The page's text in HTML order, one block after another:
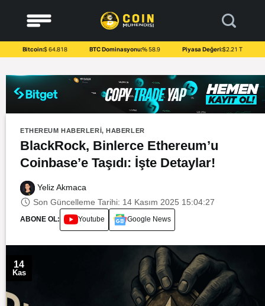
content
Bitcoin:$ 64.818 BTC Dominasyonu:% 58.9 Piyasa Değeri:$2.21 T
ETHEREUM HABERLERI,HABERLER
BlackRock, Binlerce Ethereum’u
Coinbase’e Taşıdı: İşte Detaylar!
Yeliz Akmaca
Son Güncelleme Tarihi: 14 Kasım 2025 15:04:27
ABONE OL: Youtube Google News
14
Kas